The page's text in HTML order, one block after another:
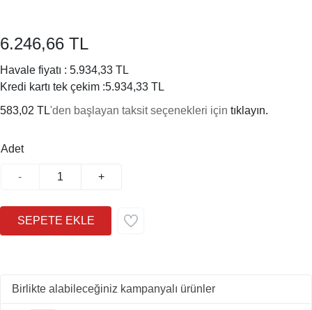
6.246,66 TL
Havale fiyatı : 5.934,33 TL
Kredi kartı tek çekim :5.934,33 TL
583,02 TL'den başlayan taksit seçenekleri için tıklayın.
Adet
- +
Birlikte alabileceğiniz kampanyalı ürünler